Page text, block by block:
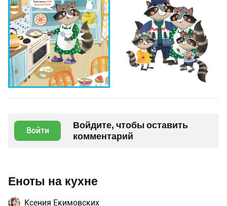
Войти
Войдите, чтобы оставить
комментарий
Еноты на кухне
Ксения Екимовских